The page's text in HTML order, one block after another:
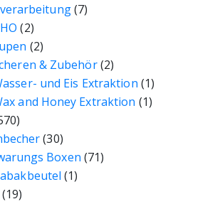
(7)
(2)
(2)
& Zubehör(2)
und Eis Extraktion (1)
and Honey Extraktion (1)
(30)
Boxen (71)
(1)
(19)